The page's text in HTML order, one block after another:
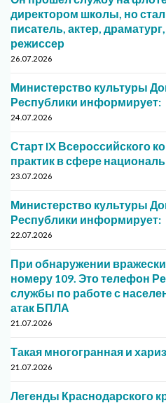
директором школы, но
писатель, актер,
режиссер
26.07.2026
Министерство культуры
Республики информирует:
24.07.2026
Старт IX Всероссийского
практик в сфере
23.07.2026
Министерство культуры
Республики информирует:
22.07.2026
При обнаружении
номеру 109. Это телефон
службы по работе с
атак БПЛА
21.07.2026
Такая многогранная и
21.07.2026
Легенды Краснодарского